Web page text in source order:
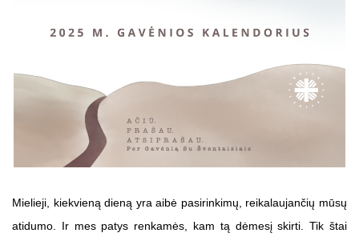
Mielieji, kiekvieną dieną yra aibė pasirinkimų, reikalaujančių mūsų
atidumo. Ir mes patys renkamės, kam tą dėmesį skirti. Tik štai